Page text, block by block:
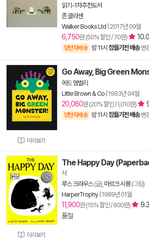
읽기-1차추천도서
존 클라센
Walker Books Ltd 2017년 09월
6,750원 (50% 할인 / 70원) 10.0
양탄자배송 밤 11시 잠들기전 배송 변
미리보기
Go Away, Big Green
에드 엠벌리
Little Brown & Co 1993년 04월
20,080원 (20% 할인 / 1,010원)
양탄자배송 밤 11시 잠들기전 배송 변
미리보기
The Happy Day
서
루스 크라우스(글), 마르크 시몽(그림)
HarperTrophy| 1989년 01월
11,900원 (15% 할인 / 600원)
9.3
품절